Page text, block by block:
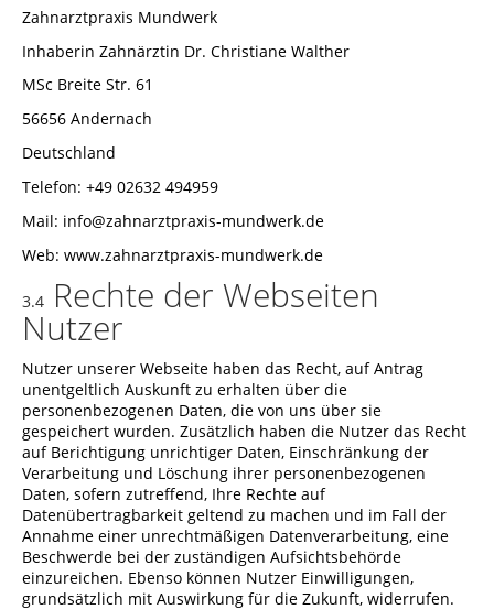
Zahnarztpraxis Mundwerk
Inhaberin Zahnärztin Dr. Christiane Walther
MSc Breite Str. 61
56656 Andernach
Deutschland
Telefon: +49 02632 494959
Mail: info@zahnarztpraxis-mundwerk.de
Web: www.zahnarztpraxis-mundwerk.de
3.4 Rechte der Webseiten
Nutzer
Nutzer unserer Webseite haben das Recht, auf Antrag
unentgeltlich Auskunft zu erhalten über die
personenbezogenen Daten, die von uns über sie
gespeichert wurden. Zusätzlich haben die Nutzer das Recht
auf Berichtigung unrichtiger Daten, Einschränkung der
Verarbeitung und Löschung ihrer personenbezogenen
Daten, sofern zutreffend, Ihre Rechte auf
Datenübertragbarkeit geltend zu machen und im Fall der
Annahme einer unrechtmäßigen Datenverarbeitung, eine
Beschwerde bei der zuständigen Aufsichtsbehörde
einzureichen. Ebenso können Nutzer Einwilligungen,
grundsätzlich mit Auswirkung für die Zukunft, widerrufen.